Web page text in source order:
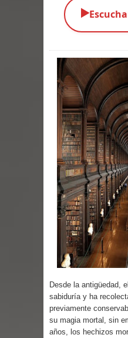
Parte 05:
Parte 03:
Parte 02:
Parte 01: El
Parte 01: El
Exaltados
Los
Los
Parte 09:
Cuentos
▶️
Desde la antigüedad,
sabiduría y ha
previamente
su magia mortal, sin
años, los hechizos